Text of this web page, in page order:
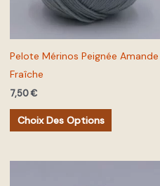
Pelote Mérinos Peignée Amande
Fraîche
7,50€
Choix Des Options
options
peuvent
être
choisies
du